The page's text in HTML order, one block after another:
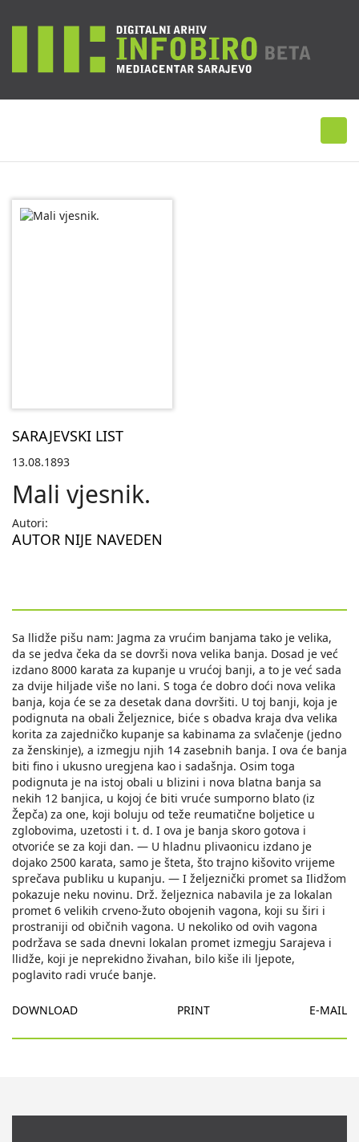
SARAJEVSKI LIST
13.08.1893
Mali vjesnik.
Autori:
AUTOR NIJE NAVEDEN
Sa llidže pišu nam: Jagma za vrućim banjama tako je velika,
da se jedva čeka da se dovrši nova velika banja. Dosad je već
izdano 8000 karata za kupanje u vrućoj banji, a to je već sada
za dvije hiljade više no lani. S toga će dobro doći nova velika
banja, koja će se za desetak dana dovršiti. U toj banji, koja je
podignuta na obali Željeznice, biće s obadva kraja dva velika
korita za zajedničko kupanje sa kabinama za svlačenje (jedno
za ženskinje), a izmegju njih 14 zasebnih banja. I ova će banja
biti fino i ukusno uregjena kao i sadašnja. Osim toga
podignuta je na istoj obali u blizini i nova blatna banja sa
nekih 12 banjica, u kojoj će biti vruće sumporno blato (iz
Žepča) za one, koji boluju od teže reumatične boljetice u
zglobovima, uzetosti i t. d. I ova je banja skoro gotova i
otvoriće se za koji dan. — U hladnu plivaonicu izdano je
dojako 2500 karata, samo je šteta, što trajno kišovito vrijeme
sprečava publiku u kupanju. — I željeznički promet sa Ilidžom
pokazuje neku novinu. Drž. željeznica nabavila je za lokalan
promet 6 velikih crveno-žuto obojenih vagona, koji su širi i
prostraniji od običnih vagona. U nekoliko od ovih vagona
podržava se sada dnevni lokalan promet izmegju Sarajeva i
llidže, koji je neprekidno živahan, bilo kiše ili ljepote,
poglavito radi vruće banje.
DOWNLOAD PRINT E-MAIL